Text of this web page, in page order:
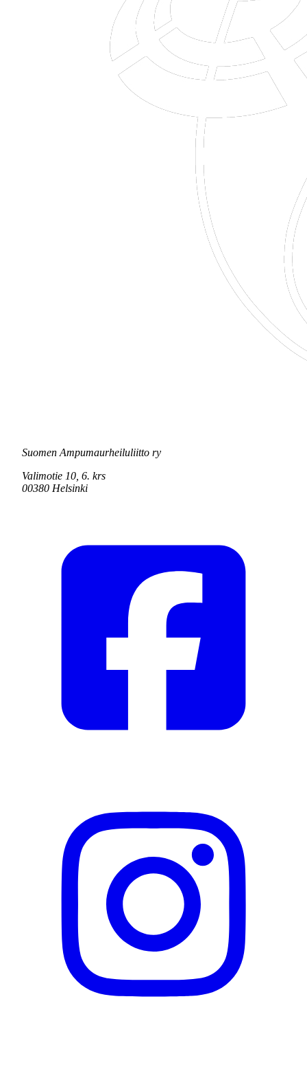
Suomen Ampumaurheiluliitto ry
Valimotie 10, 6. krs
00380 Helsinki